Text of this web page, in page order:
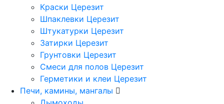
Краски Церезит
Шпаклевки Церезит
Штукатурки Церезит
Затирки Церезит
Грунтовки Церезит
Смеси для полов Церезит
Герметики и клеи Церезит
Печи, камины, мангалы